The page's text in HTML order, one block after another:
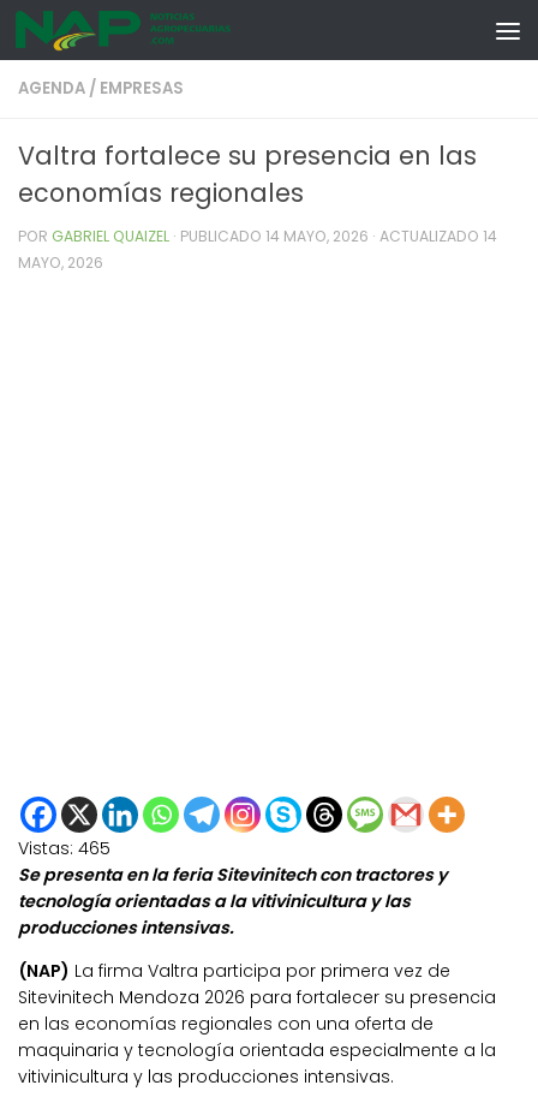
Skip to content
AGENDA / EMPRESAS
Valtra fortalece su presencia en las
economías regionales
POR GABRIEL QUAIZEL · PUBLICADO 14 MAYO, 2026 · ACTUALIZADO 14
MAYO, 2026
Vistas: 465
Se presenta en la feria Sitevinitech con tractores y
tecnología orientadas a la vitivinicultura y las
producciones intensivas.
(NAP) La firma Valtra participa por primera vez de
Sitevinitech Mendoza 2026 para fortalecer su presencia
en las economías regionales con una oferta de
maquinaria y tecnología orientada especialmente a la
vitivinicultura y las producciones intensivas.